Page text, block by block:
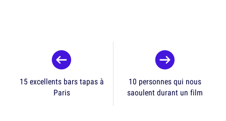
15 excellents bars tapas à
Paris
10 personnes qui nous
saoulent durant un film